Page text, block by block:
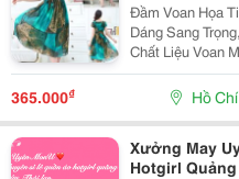
Đầm Voan Họa
Dáng Sang
Chất Liệu Voan
Cho Các Bạn
365.000₫ Hồ
Xưởng May
Hotgirl